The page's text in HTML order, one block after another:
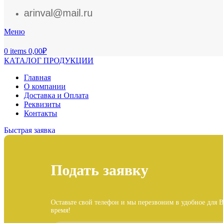
arinval@mail.ru
Меню
0 items 0,00₽
КАТАЛОГ ПРОДУКЦИИ
Главная
О компании
Доставка и Оплата
Реквизиты
Контакты
Быстрая заявка
Подать заявку
Оставьте свой телефон и мы перезвоним в удобное для
время!